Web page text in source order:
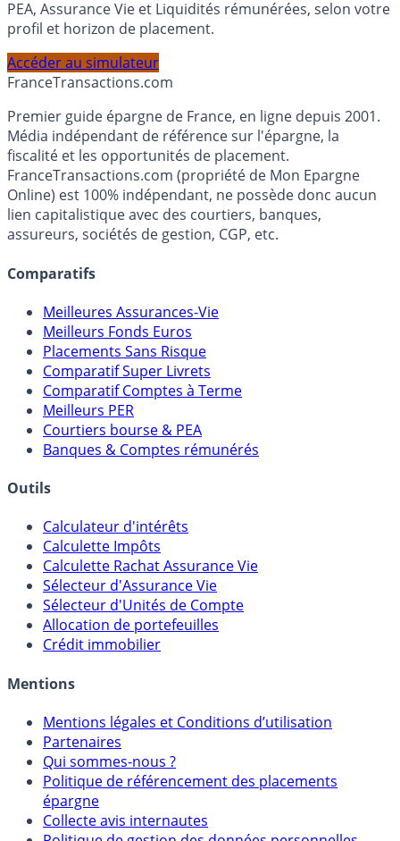
Calculez la répartition théorique de votre capital entre
profil et horizon de placement.
FranceTransactions.com
Premier guide épargne de France, en ligne depuis 2001.
Média indépendant de référence sur l'épargne, la
fiscalité et les opportunités de placement.
FranceTransactions.com (propriété de Mon Epargne
Online) est 100% indépendant, ne possède donc aucun
assureurs, sociétés de gestion, CGP, etc.
Comparatifs
Meilleures Assurances-Vie
Meilleurs Fonds Euros
Placements Sans Risque
Comparatif Super Livrets
Comparatif Comptes à Terme
Meilleurs PER
Banques & Comptes rémunérés
Outils
Calculateur d'intérêts
Calculette Impôts
Calculette Rachat Assurance Vie
Sélecteur d'Assurance Vie
Sélecteur d'Unités de Compte
Crédit immobilier
Mentions
Mentions légales et Conditions d’utilisation
Partenaires
Qui sommes-nous ?
Politique de référencement des placements
épargne